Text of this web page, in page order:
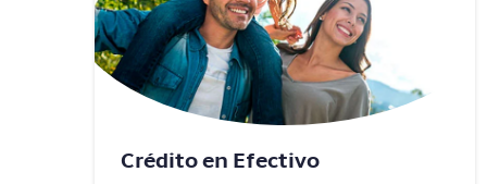
Crédito en Efectivo